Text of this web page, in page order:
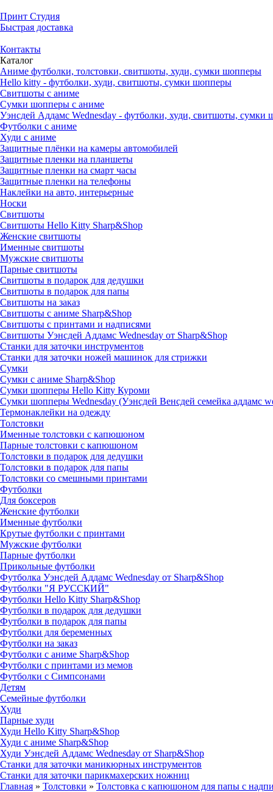
Принт Студия
Быстрая доставка
Контакты
Каталог
Аниме футболки, толстовки, свитшоты, худи, сумки шопперы
Hello kitty - футболки, худи, свитшоты, сумки шопперы
Свитшоты с аниме
Сумки шопперы с аниме
Уэнсдей Аддамс Wednesday - футболки, худи, свитшоты, сумки
Футболки с аниме
Худи с аниме
Защитные плёнки на камеры автомобилей
Защитные пленки на планшеты
Защитные пленки на смарт часы
Защитные пленки на телефоны
Наклейки на авто, интерьерные
Носки
Свитшоты
Cвитшоты Hello Kitty Sharp&Shop
Женские свитшоты
Именные свитшоты
Мужские свитшоты
Парные свитшоты
Свитшоты в подарок для дедушки
Свитшоты в подарок для папы
Свитшоты на заказ
Свитшоты с аниме Sharp&Shop
Свитшоты с принтами и надписями
Свитшоты Уэнсдей Аддамс Wednesday от Sharp&Shop
Станки для заточки инструментов
Станки для заточки ножей машинок для стрижки
Сумки
Сумки с аниме Sharp&Shop
Сумки шопперы Hello Kitty Куроми
Сумки шопперы Wednesday (Уэнсдей Венсдей семейка аддамс
Термонаклейки на одежду
Толстовки
Именные толстовки с капюшоном
Парные толстовки с капюшоном
Толстовки в подарок для дедушки
Толстовки в подарок для папы
Толстовки со смешными принтами
Футболки
Для боксеров
Женские футболки
Именные футболки
Крутые футболки с принтами
Мужские футболки
Парные футболки
Прикольные футболки
Футболка Уэнсдей Аддамс Wednesday от Sharp&Shop
Футболки "Я РУССКИЙ"
Футболки Hello Kitty Sharp&Shop
Футболки в подарок для дедушки
Футболки в подарок для папы
Футболки для беременных
Футболки на заказ
Футболки с аниме Sharp&Shop
Футболки с принтами из мемов
Футболки с Симпсонами
Детям
Семейные футболки
Худи
Парные худи
Худи Hello Kitty Sharp&Shop
Худи с аниме Sharp&Shop
Худи Уэнсдей Аддамс Wednesday от Sharp&Shop
Станки для заточки маникюрных инструментов
Станки для заточки парикмахерских ножниц
Главная » Толстовки » Толстовка с капюшоном для папы с